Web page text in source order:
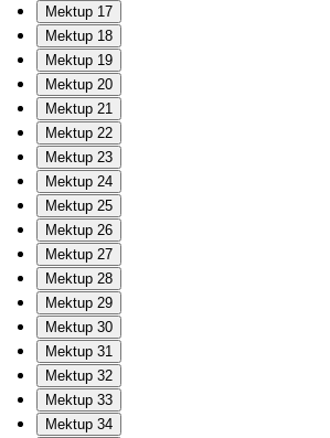
Mektup 17
Mektup 18
Mektup 19
Mektup 20
Mektup 21
Mektup 22
Mektup 23
Mektup 24
Mektup 25
Mektup 26
Mektup 27
Mektup 28
Mektup 29
Mektup 30
Mektup 31
Mektup 32
Mektup 33
Mektup 34